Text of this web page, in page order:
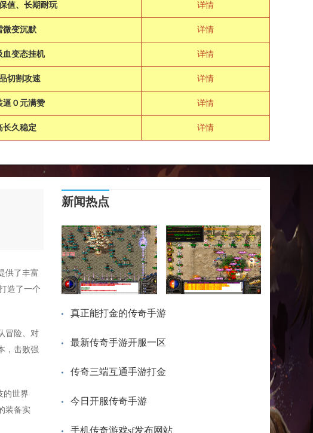
值、长期耐玩 详情
微变沉默 详情
血变态挂机 详情
切割攻速 详情
逼０元满赞 详情
长久稳定 详情
供了丰富
造了一个
冒险、对
，击败强
的世界
装备实
新闻热点
真正能打金的传奇手游
最新传奇手游开服一区
传奇三端互通手游打金
今日开服传奇手游
手机传奇游戏sf发布网站